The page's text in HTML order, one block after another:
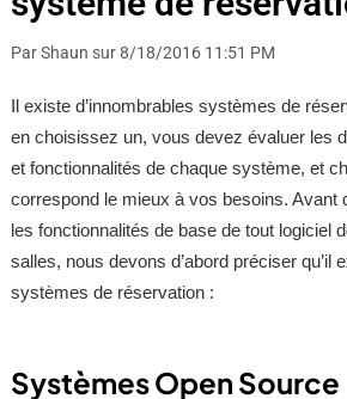
Par Shaun sur 8/18/2016 11:51 PM
Il existe d’innombrables systèmes de
en choisissez un, vous devez évaluer les
et fonctionnalités de chaque système, et
correspond le mieux à vos besoins. Avant
les fonctionnalités de base de tout logiciel
salles, nous devons d’abord préciser qu’il
systèmes de réservation :
Systèmes Open Source